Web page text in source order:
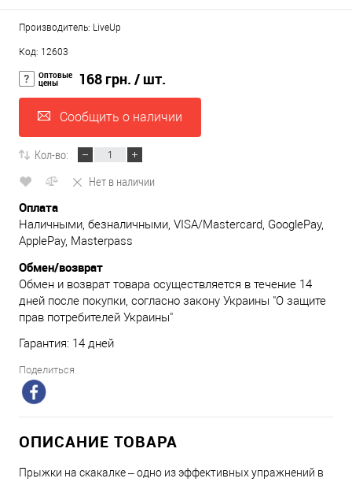
Производитель: LiveUp
Код: 12603
Оптовые
цены 168 грн. / шт.
Сообщить о наличии
Кол-во:
Нет в наличии
Оплата
Наличными, безналичными, VISA/Mastercard, GooglePay,
ApplePay, Masterpass
Обмен/возврат
Обмен и возврат товара осуществляется в течение 14
дней после покупки, согласно закону Украины "О защите
прав потребителей Украины"
Гарантия: 14 дней
Поделиться
ОПИСАНИЕ ТОВАРА
Прыжки на скакалке – одно из эффективных упражнений в